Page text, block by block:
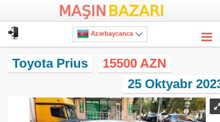
Azərbaycanca
Toyota Prius
15500 AZN
25 Oktyabr